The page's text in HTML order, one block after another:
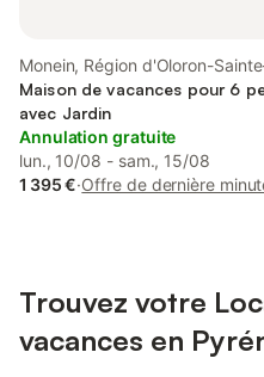
Monein, Région d'Oloron-
Marie
Maison de vacances pour 6
avec Jardin
Annulation gratuite
lun., 10/08 - sam., 15/08
1 395 €·Offre de dernière
Trouvez votre
vacances en